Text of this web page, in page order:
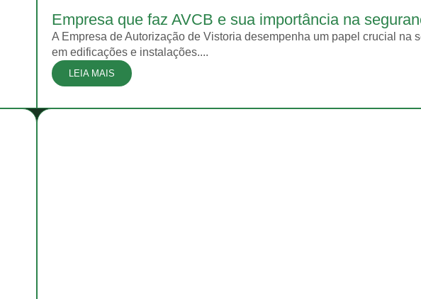
Empresa que faz AVCB e sua importância na
A Empresa de Autorização de Vistoria desempenha um papel crucial na
em edificações e instalações....
LEIA MAIS